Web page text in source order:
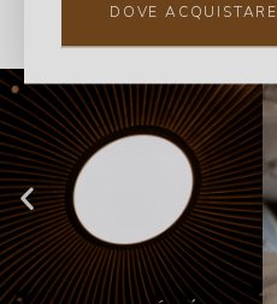
DOVE ACQUISTARE